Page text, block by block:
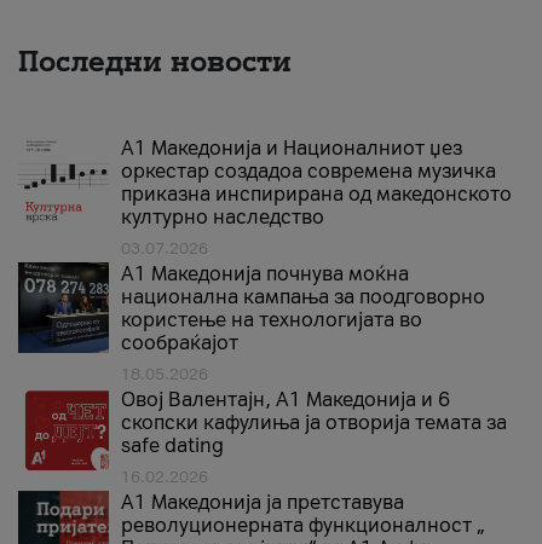
Последни новости
А1 Македонија и Националниот џез
оркестар создадоа современа музичка
приказна инспирирана од македонското
културно наследство
03.07.2026
A1 Македонија почнува моќна
национална кампања за поодговорно
користење на технологијата во
сообраќајот
18.05.2026
Овој Валентајн, A1 Македонија и 6
скопски кафулиња ја отворија темата за
safe dating
16.02.2026
А1 Македонија ја претставува
револуционерната функционалност „